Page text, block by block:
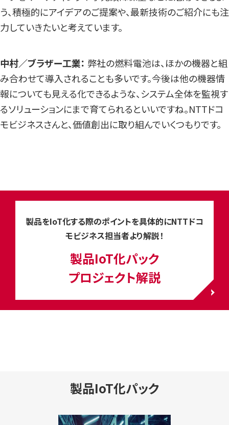
う、積極的にアイデアのご提案や、最新技術のご紹介にも注
力していきたいと考えています。
中村／ブラザー工業： 弊社の燃料電池は、ほかの機器と組
み合わせて導入されることも多いです。今後は他の機器情
報についても見える化できるような、システム全体を監視す
るソリューションにまで育てられるといいですね。NTTドコ
モビジネスさんと、価値創出に取り組んでいくつもりです。
製品をIoT化する際のポイントを具体的にNTTドコ
モビジネス担当者より解説！
製品IoT化パック
プロジェクト解説
製品IoT化パック